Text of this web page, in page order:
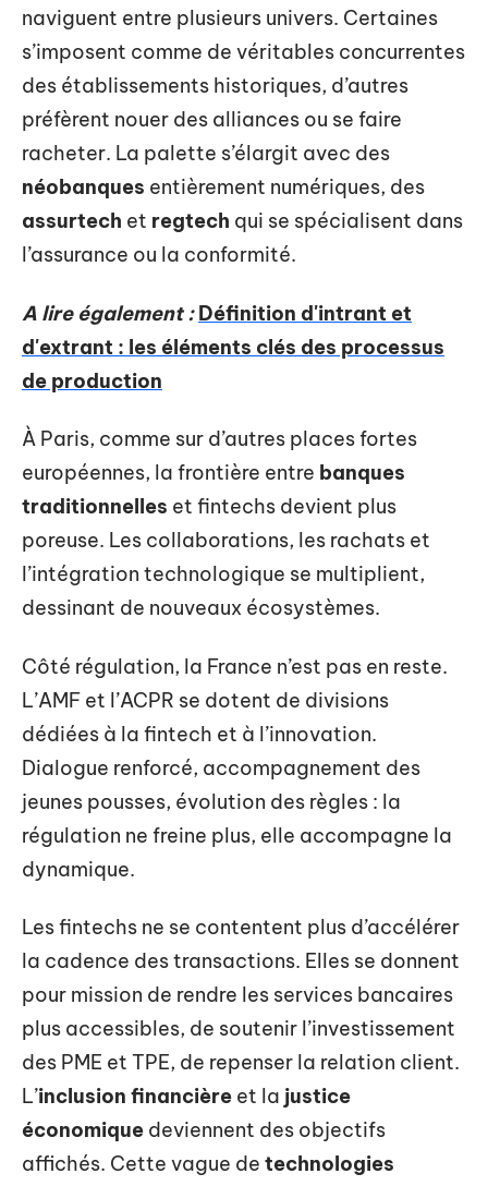
naviguent entre plusieurs univers. Certaines
s’imposent comme de véritables concurrentes
des établissements historiques, d’autres
préfèrent nouer des alliances ou se faire
racheter. La palette s’élargit avec des
néobanques entièrement numériques, des
assurtech et regtech qui se spécialisent dans
l’assurance ou la conformité.
A lire également : Définition d'intrant et
d'extrant : les éléments clés des processus
de production
À Paris, comme sur d’autres places fortes
européennes, la frontière entre banques
traditionnelles et fintechs devient plus
poreuse. Les collaborations, les rachats et
l’intégration technologique se multiplient,
dessinant de nouveaux écosystèmes.
Côté régulation, la France n’est pas en reste.
L’AMF et l’ACPR se dotent de divisions
dédiées à la fintech et à l’innovation.
Dialogue renforcé, accompagnement des
jeunes pousses, évolution des règles : la
régulation ne freine plus, elle accompagne la
dynamique.
Les fintechs ne se contentent plus d’accélérer
la cadence des transactions. Elles se donnent
pour mission de rendre les services bancaires
plus accessibles, de soutenir l’investissement
des PME et TPE, de repenser la relation client.
L’inclusion financière et la justice
économique deviennent des objectifs
affichés. Cette vague de technologies